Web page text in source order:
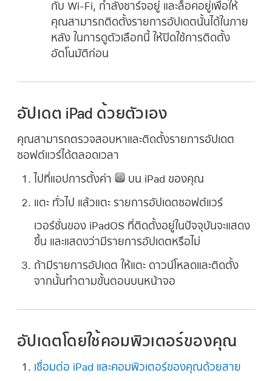
กับ Wi‑Fi, กำลังชาร์จอยู่ และล็อคอยู่เพื่อให้
คุณสามารถติดตั้งรายการอัปเดตนั้นได้ในภาย
หลัง ในการดูตัวเลือกนี้ ให้ปิดใช้การติดตั้ง
อัตโนมัติก่อน
อัปเดต iPad ด้วยตัวเอง
คุณสามารถตรวจสอบหาและติดตั้งรายการอัปเดต
ซอฟต์แวร์ได้ตลอดเวลา
ไปที่แอปการตั้งค่า บน iPad ของคุณ
แตะ ทั่วไป แล้วแตะ รายการอัปเดตซอฟต์แวร์
เวอร์ชั่นของ iPadOS ที่ติดตั้งอยู่ในปัจจุบันจะแสดง
ขึ้น และแสดงว่ามีรายการอัปเดตหรือไม่
ถ้ามีรายการอัปเดต ให้แตะ ดาวน์โหลดและติดตั้ง
จากนั้นทำตามขั้นตอนบนหน้าจอ
อัปเดตโดยใช้คอมพิวเตอร์ของคุณ
เชื่อมต่อ iPad และคอมพิวเตอร์ของคุณด้วยสาย